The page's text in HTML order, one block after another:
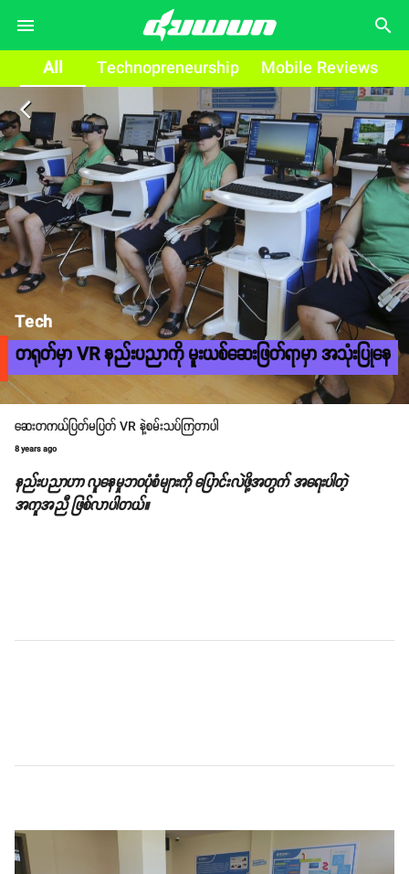
search
All Technopreneurship Mobile Reviews
arrow_back_ios
Tech
တရုတ်မှာ VR နည်းပညာကို မူးယစ်ဆေးဖြတ်ရာမှာ အသုံးပြုနေ
ဆေးတကယ်ပြတ်မပြတ် VR နဲ့စမ်းသပ်ကြတာပါ
8 years ago
နည်းပညာဟာ လူနေမှုဘဝပုံစံများကို ပြောင်းလဲဖို့အတွက် အရေးပါတဲ့
အကူအညီ ဖြစ်လာပါတယ်။